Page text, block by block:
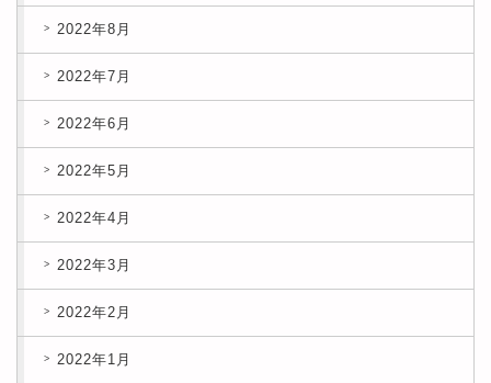
2022年8月
2022年7月
2022年6月
2022年5月
2022年4月
2022年3月
2022年2月
2022年1月